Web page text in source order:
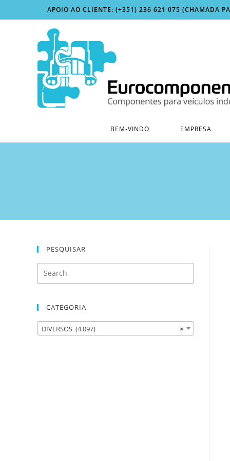
to
APOIO AO CLIENTE: (+351) 236 621 075 (CHAMADA
BEM-VINDO EMPRESA
PESQUISAR
CATEGORIA
×
DIVERSOS (4.097)